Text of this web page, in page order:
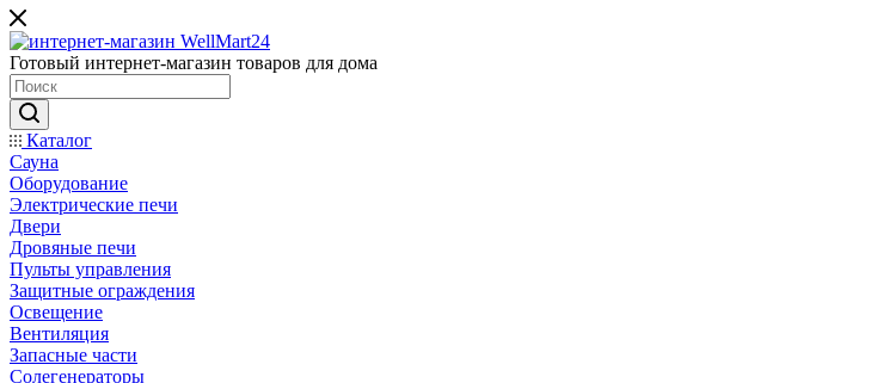
Готовый интернет-магазин товаров для дома
Каталог
Сауна
Оборудование
Электрические печи
Двери
Дровяные печи
Пульты управления
Защитные ограждения
Освещение
Вентиляция
Запасные части
Солегенераторы